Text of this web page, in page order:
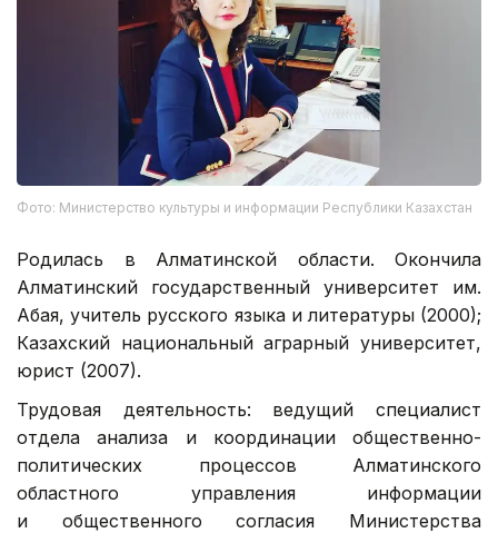
Фото: Министерство культуры и информации Республики Казахстан
Родилась в Алматинской области. Окончила
Алматинский государственный университет им.
Абая, учитель русского языка и литературы (2000);
Казахский национальный аграрный университет,
юрист (2007).
Трудовая деятельность: ведущий специалист
отдела анализа и координации общественно-
политических процессов Алматинского
областного управления информации
и общественного согласия Министерства